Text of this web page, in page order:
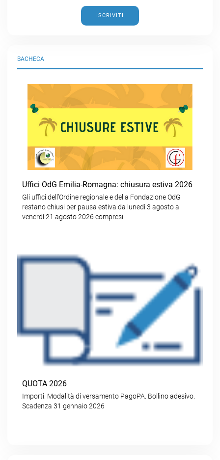
BACHECA
Uffici OdG Emilia-Romagna: chiusura estiva 2026
Gli uffici dell’Ordine regionale e della Fondazione OdG
restano chiusi per pausa estiva da lunedì 3 agosto a
venerdì 21 agosto 2026 compresi
QUOTA 2026
Importi. Modalità di versamento PagoPA. Bollino adesivo.
Scadenza 31 gennaio 2026
ISCRIVITI